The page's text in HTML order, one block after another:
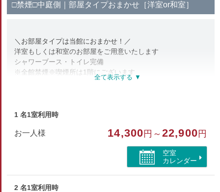
□禁煙□中庭側｜部屋タイプおまかせ［洋室or和室］
＼お部屋タイプは当館におまかせ！／
洋室もしくは和室のお部屋をご用意いたします
シャワーブース・トイレ完備
※全館禁煙※喫煙所は1階にございます
※眺望※海が見えるお部屋ではございません
テレビ・冷蔵庫・洗浄機能付トイレ
ボディソープ・ヒゲソリ・ブラシ・浴衣
1 名1室利用時
お一人様 14,300 円～22,900 円
空室
カレンダー
2 名1室利用時